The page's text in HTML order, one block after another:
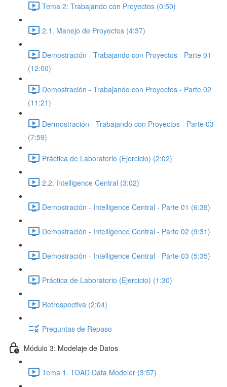
Tema 2: Trabajando con Proyectos (0:50)
2.1. Manejo de Proyectos (4:37)
Demostración - Trabajando con Proyectos - Parte 01
(12:00)
Demostración - Trabajando con Proyectos - Parte 02
(11:21)
Dermostración - Trabajando con Proyectos - Parte 03
(7:59)
Práctica de Laboratorio (Ejercicio) (2:02)
2.2. Intelligence Central (3:02)
Demostración - Intelligence Central - Parte 01 (6:39)
Demostración - Intelligence Central - Parte 02 (9:31)
Demostración - Intelligence Central - Parte 03 (5:35)
Práctica de Laboratorio (Ejercicio) (1:30)
Retrospectiva (2:04)
Preguntas de Repaso
Módulo 3: Modelaje de Datos
Tema 1. TOAD Data Modeler (3:57)